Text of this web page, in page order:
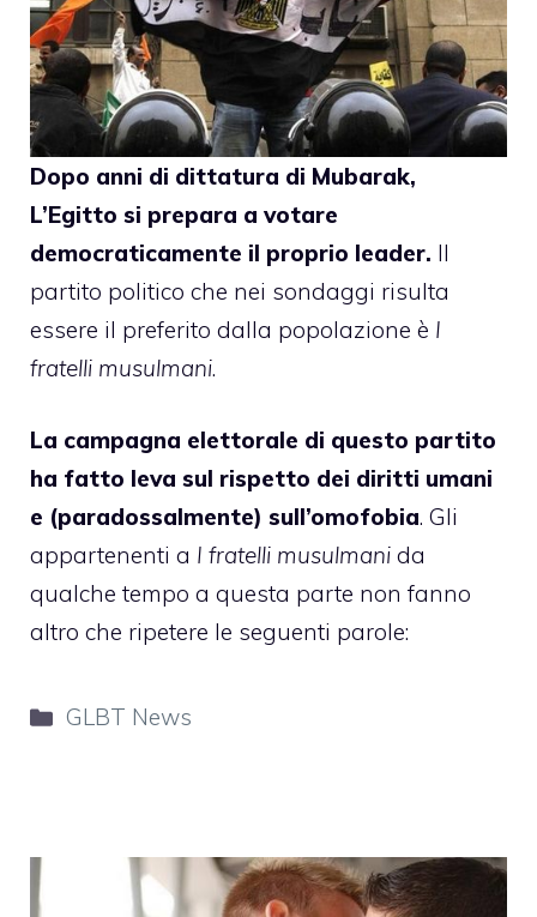
Dopo anni di dittatura di Mubarak,
L’Egitto si prepara a votare
democraticamente il proprio leader. Il
partito politico che nei sondaggi risulta
essere il preferito dalla popolazione è I
fratelli musulmani.
La campagna elettorale di questo partito
ha fatto leva sul rispetto dei diritti umani
e (paradossalmente) sull’omofobia. Gli
appartenenti a I fratelli musulmani da
qualche tempo a questa parte non fanno
altro che ripetere le seguenti parole:
Categorie
GLBT News